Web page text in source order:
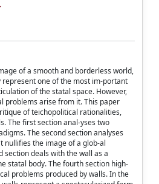
of a smooth and borderless world,
one of the most im-portant
of the statal space. However,
problems arise from it. This paper
of teichopolitical rationalities,
The first section anal-yses two
The second section analyses
nullifies the image of a glob-al
section deals with the wall as a
statal body. The fourth section high-
problems produced by walls. In the